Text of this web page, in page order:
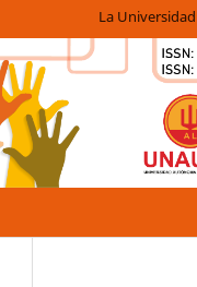
La Universidad